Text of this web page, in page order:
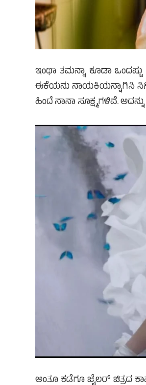
ಇಂಥಾ ತಮನ್ನಾ ಕೂಡಾ
ಈಕೆಯನು ನಾಯಕಿಯನ್ನಾಗಿಸಿ
ಹಿಂದೆ ನಾನಾ ಸೂಕ್ಷ್ಮಗಳಿವೆ.
ಅಂತೂ ಕಡೆಗೂ ಜೈಲರ್ ಚಿತ್ರದ